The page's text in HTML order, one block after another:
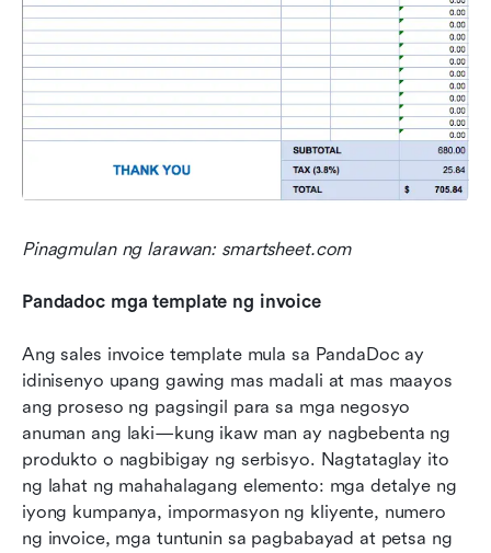
Pinagmulan ng larawan: smartsheet.com
Pandadoc mga template ng invoice
Ang sales invoice template mula sa PandaDoc ay
idinisenyo upang gawing mas madali at mas maayos
ang proseso ng pagsingil para sa mga negosyo
anuman ang laki—kung ikaw man ay nagbebenta ng
produkto o nagbibigay ng serbisyo. Nagtataglay ito
ng lahat ng mahahalagang elemento: mga detalye ng
iyong kumpanya, impormasyon ng kliyente, numero
ng invoice, mga tuntunin sa pagbabayad at petsa ng